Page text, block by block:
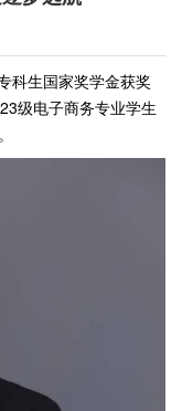
科生国家奖学金获奖
级电子商务专业学生